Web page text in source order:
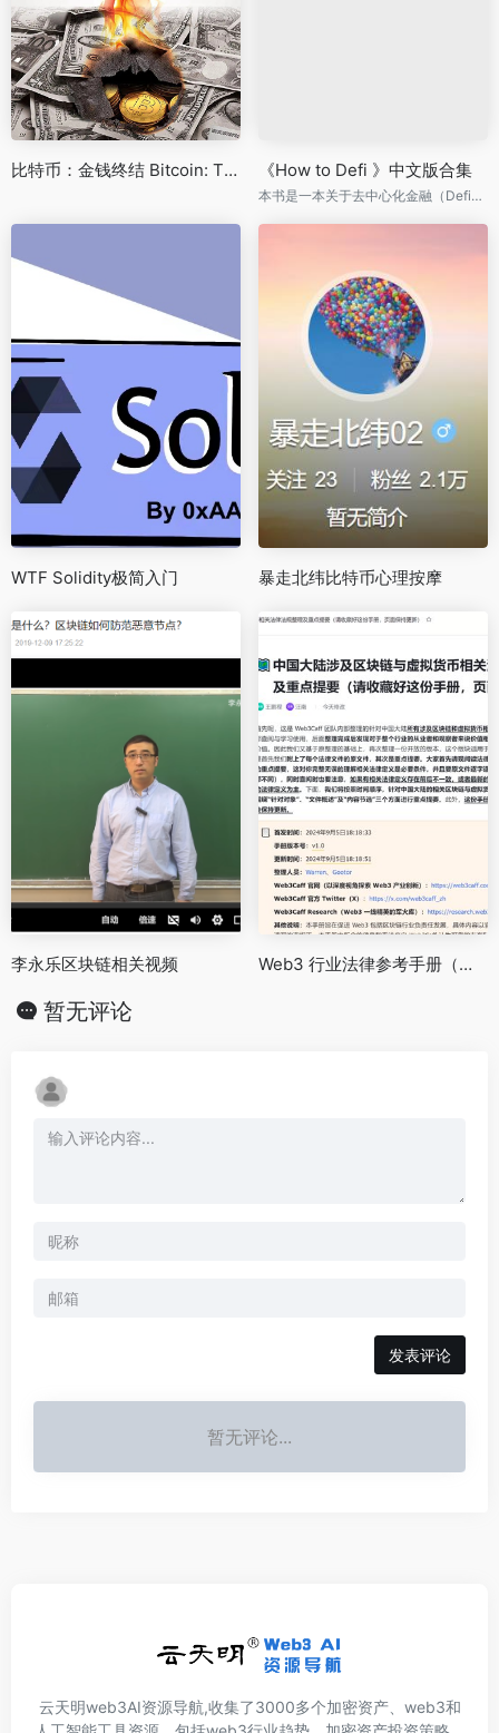
比特币：金钱终结 Bitcoin: The End of Money as We Know It (2015) 《How to Defi 》中文版合集
本书是一本关于去中心化金融（Defi）的高级指南，涵盖了比特币、以太坊、Solana、Polygon等公链项目生态、核心技术以及行情价值及长期发展趋势，同时介绍了Defi、NFT以及元宇宙等内容。
WTF Solidity极简入门 暴走北纬比特币心理按摩
李永乐区块链相关视频 Web3 行业法律参考手册（中国大陆区块链与虚拟货币相关法律法规及提要）
暂无评论
发表评论
暂无评论...
云天明web3AI资源导航,收集了3000多个加密资产、web3和